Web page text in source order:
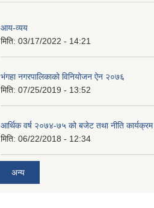
आय-व्यय
मिति: 03/17/2022 - 14:21
भंगहा नगरपालिकाको विनियोजन ऐन २०७६
मिति: 07/25/2019 - 13:52
आर्थिक वर्ष २०७४-७५ को बजेट तथा नीति कार्यक्रम
मिति: 06/22/2018 - 12:34
अन्य